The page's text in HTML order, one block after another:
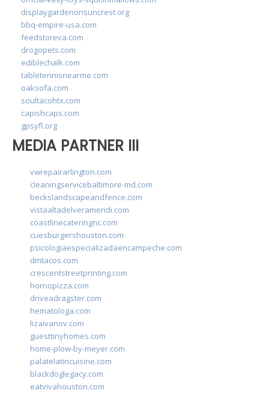
displaygardenonsuncrest.org
bbq-empire-usa.com
feedstoreva.com
drogopets.com
ediblechalk.com
tabletennisnearme.com
oaksofa.com
soultacohtx.com
capishcaps.com
gpsyfl.org
MEDIA PARTNER III
vwrepairarlington.com
cleaningservicebaltimore-md.com
beckslandscapeandfence.com
vistaaltadelveramendi.com
coastlinecateringnc.com
cuesburgershouston.com
psicologiaespecializadaencampeche.com
dmtacos.com
crescentstreetprinting.com
hornopizza.com
driveadragster.com
hematologa.com
lizaivanov.com
guesttinyhomes.com
home-plow-by-meyer.com
palatelatincuisine.com
blackdoglegacy.com
eatvivahouston.com